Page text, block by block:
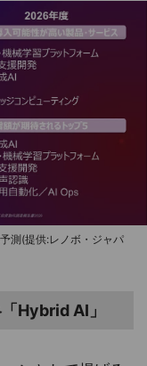
測(提供:レノボ・ジャパ
Hybrid AI」